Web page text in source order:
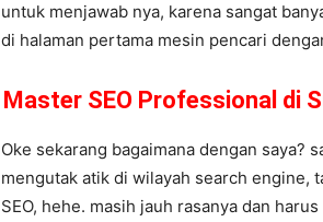
untuk menjawab nya, karena sangat
di halaman pertama mesin pencari
Master SEO Professional di
Oke sekarang bagaimana dengan saya?
mengutak atik di wilayah search engine,
SEO, hehe. masih jauh rasanya dan